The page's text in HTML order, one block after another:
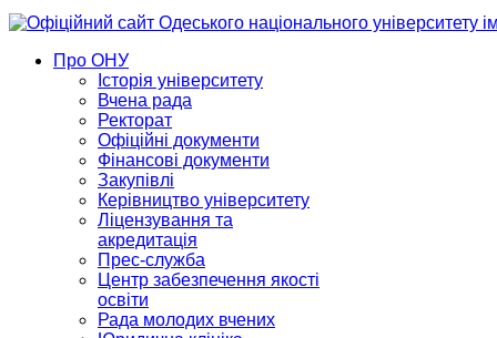
Про ОНУ
Історія університету
Вчена рада
Ректорат
Офіційні документи
Фінансові документи
Закупівлі
Керівництво університету
Ліцензування та
акредитація
Прес-служба
Центр забезпечення якості
освіти
Рада молодих вчених